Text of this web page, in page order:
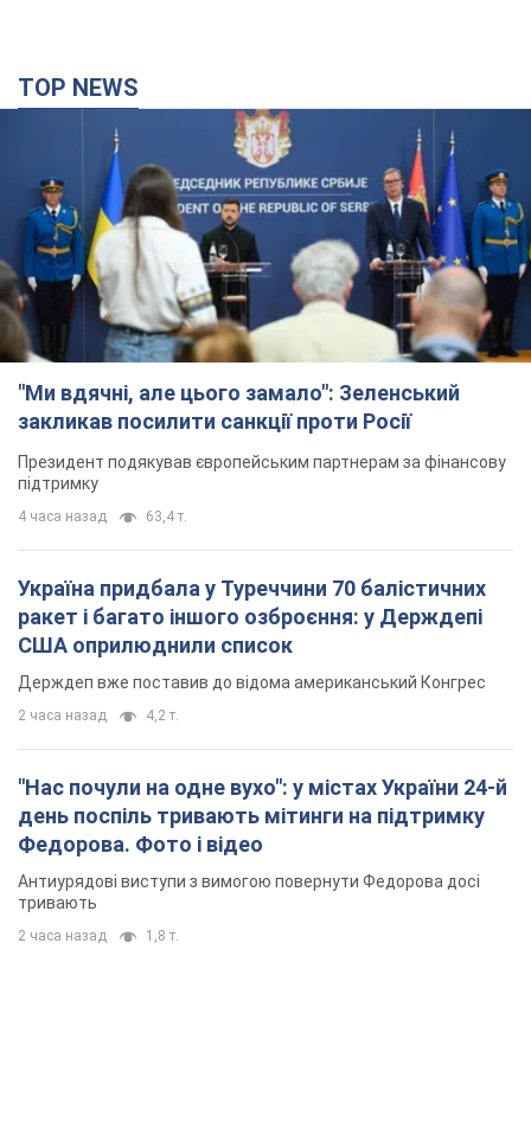
TOP NEWS
"Ми вдячні, але цього замало": Зеленський
закликав посилити санкції проти Росії
Президент подякував європейським партнерам за фінансову
підтримку
4 часа назад 63,4 т.
Україна придбала у Туреччини 70 балістичних
ракет і багато іншого озброєння: у Держдепі
США оприлюднили список
Держдеп вже поставив до відома американський Конгрес
2 часа назад 4,2 т.
"Нас почули на одне вухо": у містах України 24-й
день поспіль тривають мітинги на підтримку
Федорова. Фото і відео
Антиурядові виступи з вимогою повернути Федорова досі
тривають
2 часа назад 1,8 т.